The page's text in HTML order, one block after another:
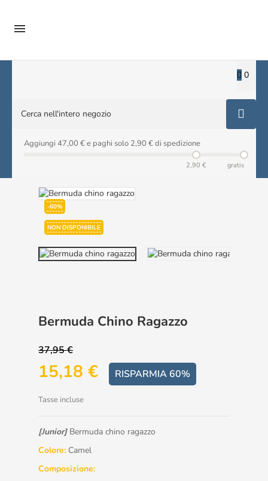

0
Aggiungi 47,00 € e paghi solo 2,90 € di spedizione
2,90 € gratis
-60%
NON DISPONIBILE
Bermuda Chino Ragazzo
37,95 €
15,18 € RISPARMIA 60%
Tasse incluse
[Junior] Bermuda chino ragazzo
Colore: Camel
Composizione: